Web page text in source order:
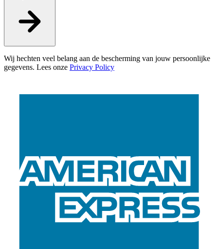
Wij hechten veel belang aan de bescherming van jouw persoonlijke
gegevens. Lees onze Privacy Policy